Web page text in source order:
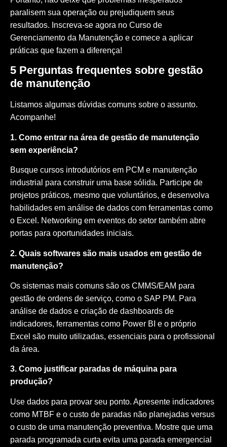
paralisem sua operação ou prejudiquem seus
resultados. Inscreva-se agora no Curso de
Gerenciamento da Manutenção e comece a aplicar
práticas que fazem a diferença!
5 Perguntas frequentes sobre gestão
de manutenção
Listamos algumas dúvidas comuns sobre o assunto.
Acompanhe!
1. Como entrar na área de gestão de manutenção
sem experiência?
Busque cursos introdutórios em PCM e manutenção
industrial para construir uma base sólida. Participe de
projetos práticos, mesmo que voluntários, e desenvolva
habilidades em análise de dados com ferramentas como
o Excel. Networking em eventos do setor também abre
portas para oportunidades iniciais.
2. Quais softwares são mais usados em gestão de
manutenção?
Os sistemas mais comuns são os CMMS/EAM para
gestão de ordens de serviço, como o SAP PM. Para
análise de dados e criação de dashboards de
indicadores, ferramentas como Power BI e o próprio
Excel são muito utilizadas, essenciais para o profissional
da área.
3. Como justificar paradas de máquina para
produção?
Use dados para provar seu ponto. Apresente indicadores
como MTBF e o custo de paradas não planejadas versus
o custo de uma manutenção preventiva. Mostre que uma
parada programada curta evita uma parada emergencial